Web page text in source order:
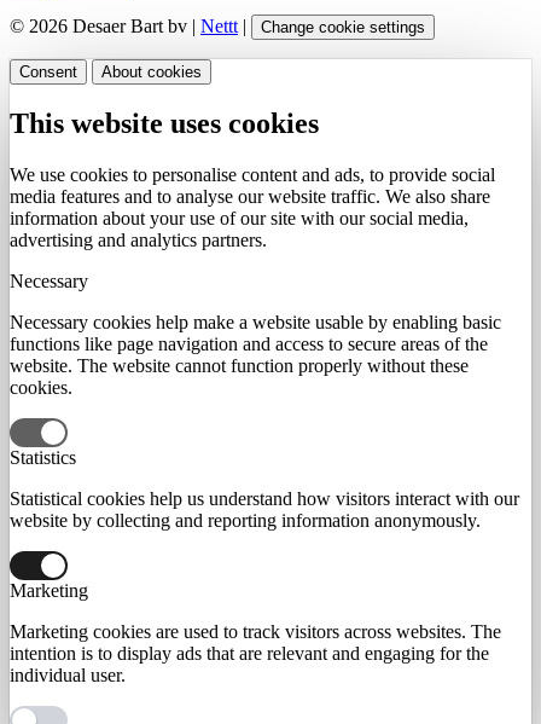
© 2026 Desaer Bart bv | Nettt | Change cookie settings
Consent About cookies
This website uses cookies
We use cookies to personalise content and ads, to provide social
media features and to analyse our website traffic. We also share
information about your use of our site with our social media,
advertising and analytics partners.
Necessary
Necessary cookies help make a website usable by enabling basic
functions like page navigation and access to secure areas of the
website. The website cannot function properly without these
cookies.
Statistics
Statistical cookies help us understand how visitors interact with our
website by collecting and reporting information anonymously.
Marketing
Marketing cookies are used to track visitors across websites. The
intention is to display ads that are relevant and engaging for the
individual user.